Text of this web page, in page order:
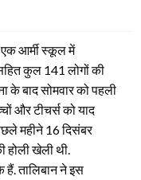
एक आर्मी स्कूल में
कुल 141 लोगों की
के बाद सोमवार को पहली
और टीचर्स को याद
महीने 16 दिसंबर
खेली थी.
तालिबान ने इस